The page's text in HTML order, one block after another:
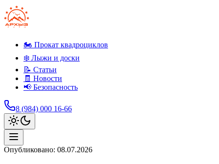
🏍️ Прокат квадроциклов
❄️ Лыжи и доски
📝 Статьи
🧾 Новости
📢 Безопасность
8 (984) 000 16-66
Опубликовано: 08.07.2026